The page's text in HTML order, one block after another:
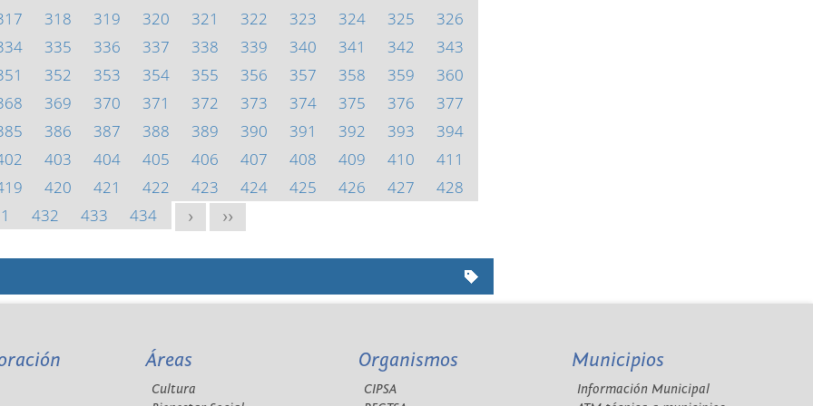
318 319 320 321 322 323 324 325
326
335 336 337 338 339 340 341 342
343
352 353 354 355 356 357 358 359
360
369 370 371 372 373 374 375 376
377
386 387 388 389 390 391 392 393
394
403 404 405 406 407 408 409 410
411
420 421 422 423 424 425 426 427
428
432 433 434 > >>
Áreas
Cultura
Organismos
CIPSA
Municipios
Información Municipal